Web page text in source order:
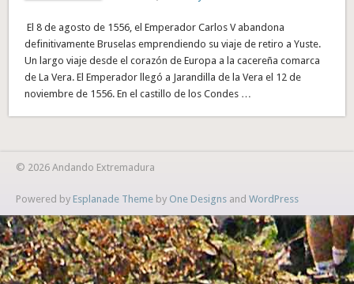
El 8 de agosto de 1556, el Emperador Carlos V abandona
definitivamente Bruselas emprendiendo su viaje de retiro a Yuste.
Un largo viaje desde el corazón de Europa a la cacereña comarca
de La Vera. El Emperador llegó a Jarandilla de la Vera el 12 de
noviembre de 1556. En el castillo de los Condes …
© 2026 Andando Extremadura
Powered by Esplanade Theme by One Designs and WordPress